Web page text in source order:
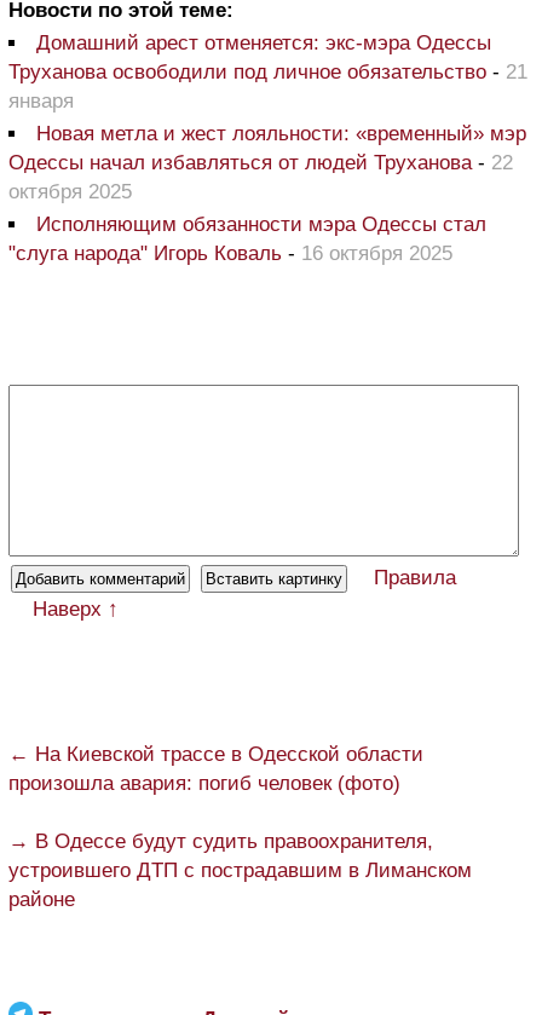
Новости по этой теме:
Домашний арест отменяется: экс-мэра Одессы
Труханова освободили под личное обязательство - 21
января
Новая метла и жест лояльности: «временный» мэр
Одессы начал избавляться от людей Труханова- 22
октября 2025
Исполняющим обязанности мэра Одессы стал
"слуга народа" Игорь Коваль - 16 октября 2025
Правила
Наверх ↑
← На Киевской трассе в Одесской области
произошла авария: погиб человек (фото)
→ В Одессе будут судить правоохранителя,
устроившего ДТП с пострадавшим в Лиманском
районе